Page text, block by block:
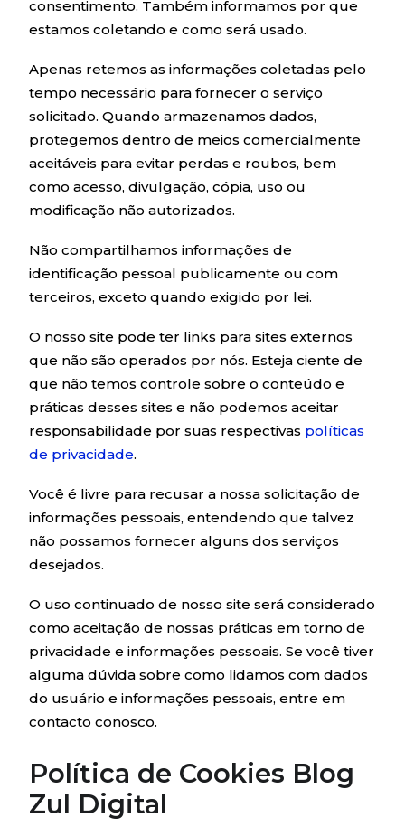
consentimento. Também informamos por que
estamos coletando e como será usado.
Apenas retemos as informações coletadas pelo
tempo necessário para fornecer o serviço
solicitado. Quando armazenamos dados,
protegemos dentro de meios comercialmente
aceitáveis ​​para evitar perdas e roubos, bem
como acesso, divulgação, cópia, uso ou
modificação não autorizados.
Não compartilhamos informações de
identificação pessoal publicamente ou com
terceiros, exceto quando exigido por lei.
O nosso site pode ter links para sites externos
que não são operados por nós. Esteja ciente de
que não temos controle sobre o conteúdo e
práticas desses sites e não podemos aceitar
responsabilidade por suas respectivas políticas
de privacidade.
Você é livre para recusar a nossa solicitação de
informações pessoais, entendendo que talvez
não possamos fornecer alguns dos serviços
desejados.
O uso continuado de nosso site será considerado
como aceitação de nossas práticas em torno de
privacidade e informações pessoais. Se você tiver
alguma dúvida sobre como lidamos com dados
do usuário e informações pessoais, entre em
contacto conosco.
Política de Cookies Blog
Zul Digital